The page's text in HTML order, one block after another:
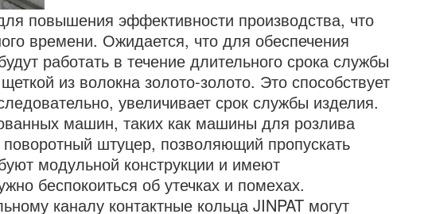
повышения эффективности производства, что
времени. Ожидается, что для обеспечения
работать в течение длительного срока службы
из волокна золото-золото. Это способствует
увеличивает срок службы изделия.
машин, таких как машины для розлива
штуцер, позволяющий пропускать
модульной конструкции и имеют
беспокоиться об утечках и помехах.
каналу контактные кольца JINPAT могут